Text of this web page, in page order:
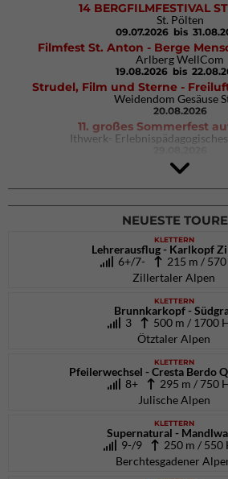
14 BERGFILMFESTIVAL
St. Pölten
09.07.2026 bis
Filmfest St. Anton - Berge
Arlberg WellCom
19.08.2026 bis
Strudel, Film und Sterne -
Weidendom Gesäuse
20.08.2026
11. großes Sommerfest
Ithwerk-
4Blocs KIDS 2026
DAV Kletter- & Boulderzentrum
26.09.2026
NEUESTE
KLETTERN
Lehrerausflug - Karlkopf
6+/7-
215 m /
Zillertaler Alpen
KLETTERN
Brunnkarkopf -
3
500 m / 1700
Ötztaler Alpen
KLETTERN
Pfeilerwechsel - Cresta Berdo
8+
295 m / 750
Julische Alpen
KLETTERN
Supernatural -
9-/9
250 m / 550
Berchtesgadener